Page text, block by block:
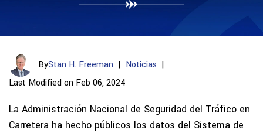
ByStan H. Freeman | Noticias |
Last Modified on Feb 06, 2024
La Administración Nacional de Seguridad del Tráfico en
Carretera ha hecho públicos los datos del Sistema de